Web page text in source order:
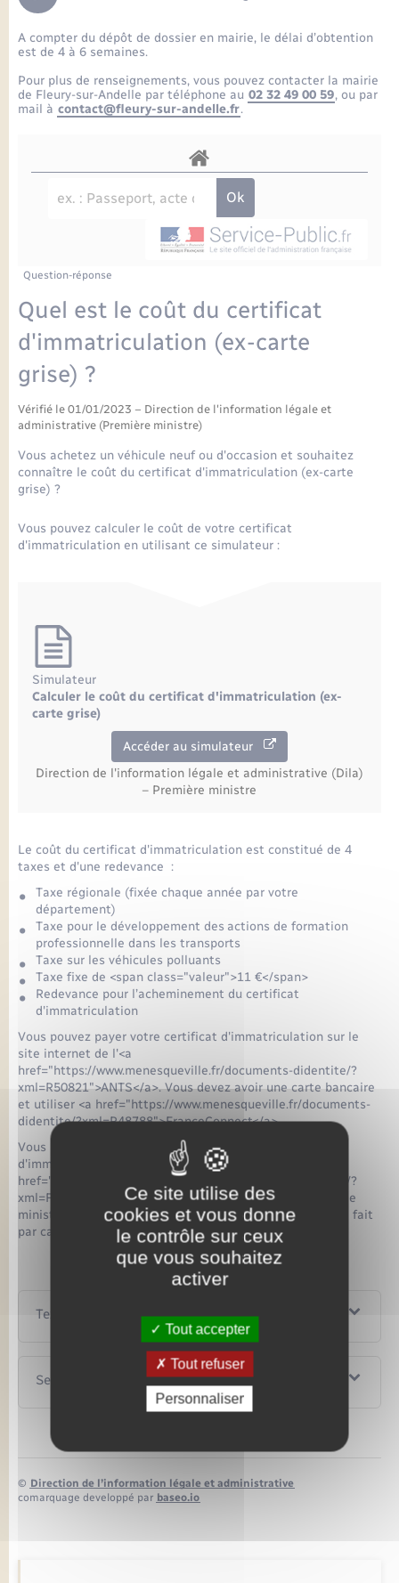
Projet nouveau groupe scolaire
Articles de presse
Etat-civil - Papiers - Citoyenneté
Mariage – PACS
Parrainage civil
Logement - Urbanisme
Nouvel habitant
Organisation d’événement
Sécurité - Prévention
Seniors
Transports
Transports scolaires
Travaux - Autorisation d’occupation de l’espace
public
La mairie
Comptes rendus de conseils
Délibérations du conseil municipal
Comptes rendus du conseil municipal
Budget
Actualités
Commerces - Entreprises - Emploi
Plan interactif
La Communauté de communes
Sorties - Animations
A compter du dépôt de dossier en mairie, le délai d’obtention
est de 4 à 6 semaines.
Pour plus de renseignements, vous pouvez contacter la mairie
de Fleury-sur-Andelle par téléphone au 02 32 49 00 59, ou par
mail à contact@fleury-sur-andelle.fr.
Question-réponse
Quel est le coût du certificat
d'immatriculation (ex-carte
grise) ?
Vérifié le 01/01/2023 – Direction de l'information légale et
administrative (Première ministre)
Vous achetez un véhicule neuf ou d'occasion et souhaitez
connaître le coût du certificat d'immatriculation (ex-carte
grise) ?
Vous pouvez calculer le coût de votre certificat
d'immatriculation en utilisant ce simulateur :
Simulateur
Calculer le coût du certificat d'immatriculation (ex-
carte grise)
Accéder au simulateur
Direction de l'information légale et administrative (Dila)
– Première ministre
Le coût du certificat d'immatriculation est constitué de 4
taxes et d'une redevance :
Taxe régionale (fixée chaque année par votre
département)
Taxe pour le développement des actions de formation
professionnelle dans les transports
Taxe sur les véhicules polluants
Taxe fixe de <span class="valeur">11 €</span>
Redevance pour l’acheminement du certificat
d'immatriculation
Vous pouvez payer votre certificat d'immatriculation sur le
site internet de l'<a
href="https://www.menesqueville.fr/documents-didentite/?
xml=R50821">ANTS</a>. Vous devez avoir une carte bancaire
et utiliser <a href="https://www.menesqueville.fr/documents-
didentite/?xml=R48788">FranceConnect</a>.
Vous pouvez également effectuer la démarche
d'immatriculation chez un <a
href="https://www.menesqueville.fr/documents-didentite/?
xml=F20324">professionnel de l'automobile habilité par le
ministère de l'intérieur</a>. Dans ce cas, le règlement se fait
par carte bancaire ou par chèque ou en espèces.
Textes de référence
Services en ligne et formulaires
© Direction de l’information légale et administrative
comarquage developpé par baseo.io
Ce site utilise des
cookies et vous donne
le contrôle sur ceux
que vous souhaitez
activer
Tout accepter
Tout refuser
Personnaliser